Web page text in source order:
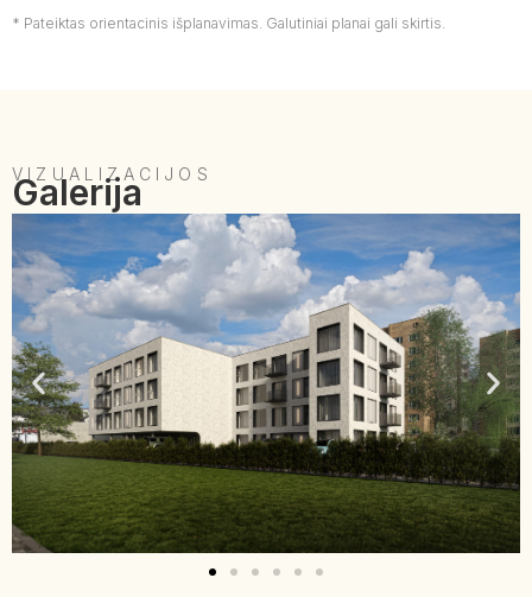
* Pateiktas orientacinis išplanavimas. Galutiniai planai gali skirtis.
VIZUALIZACIJOS
Galerija